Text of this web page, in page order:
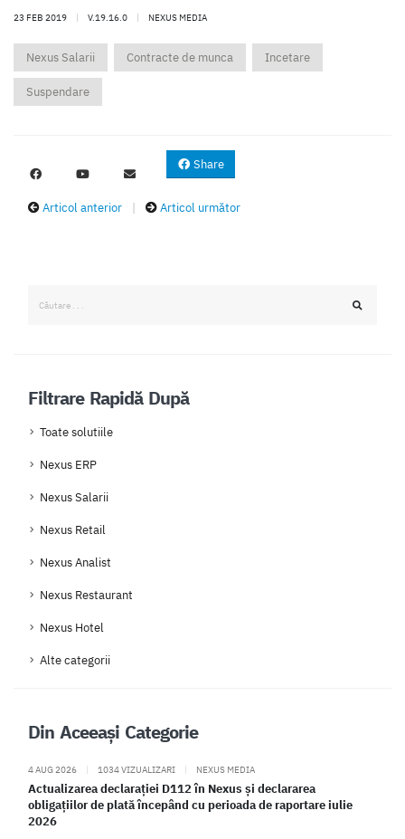
23 FEB 2019 | V.19.16.0 | NEXUS MEDIA
Nexus Salarii Contracte de munca Incetare
Suspendare
Share
Articol anterior | Articol următor
Filtrare Rapidă După
Toate solutiile
Nexus ERP
Nexus Salarii
Nexus Retail
Nexus Analist
Nexus Restaurant
Nexus Hotel
Alte categorii
Din Aceeași Categorie
4 AUG 2026 | 1034 VIZUALIZARI | NEXUS MEDIA
Actualizarea declarației D112 în Nexus și declararea
obligațiilor de plată începând cu perioada de raportare iulie
2026